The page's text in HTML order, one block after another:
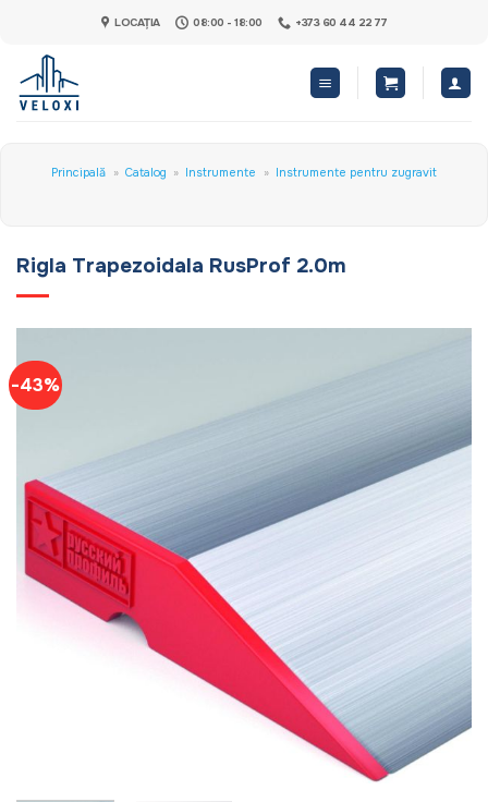
content
LOCAȚIA 08:00 - 18:00 +373 60 44 22 77
Principală » Catalog » Instrumente » Instrumente pentru zugravit
Rigla Trapezoidala RusProf 2.0m
-43%